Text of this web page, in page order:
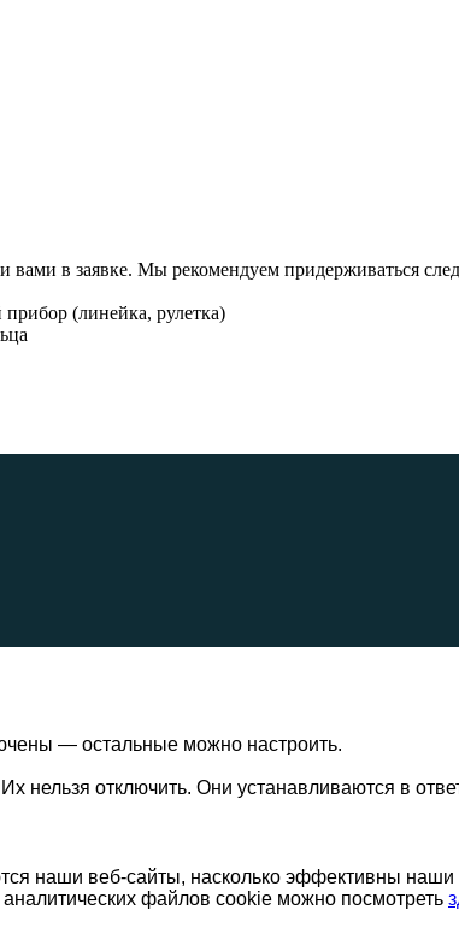
вами в заявке. Мы рекомендуем придерживаться
(линейка, рулетка)
— остальные можно настроить.
отключить. Они устанавливаются в
наши веб-сайты, насколько эффективны наши
файлов cookie можно посмотреть